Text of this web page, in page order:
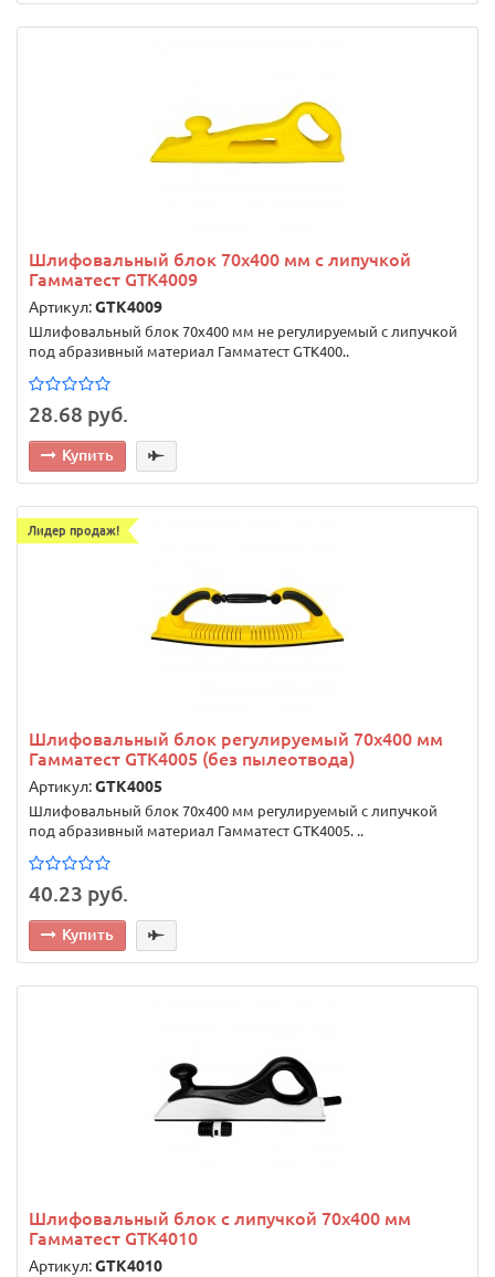
Шлифовальный блок 70х400 мм с липучкой
Гамматест GTK4009
Артикул:GTK4009
Шлифовальный блок 70х400 мм не регулируемый с липучкой
под абразивный материал Гамматест GTK400..
28.68 руб.
Купить
Лидер продаж!
Шлифовальный блок регулируемый 70х400 мм
Гамматест GTK4005 (без пылеотвода)
Артикул:GTK4005
Шлифовальный блок 70х400 мм регулируемый с липучкой
под абразивный материал Гамматест GTK4005. ..
40.23 руб.
Купить
Шлифовальный блок с липучкой 70х400 мм
Гамматест GTK4010
Артикул:GTK4010